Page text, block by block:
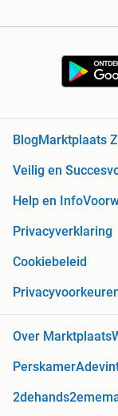
Blog Marktplaats
Veilig en
Help en Info
Privacyverklaring
Cookiebeleid
Over Marktplaats
Perskamer
2dehands